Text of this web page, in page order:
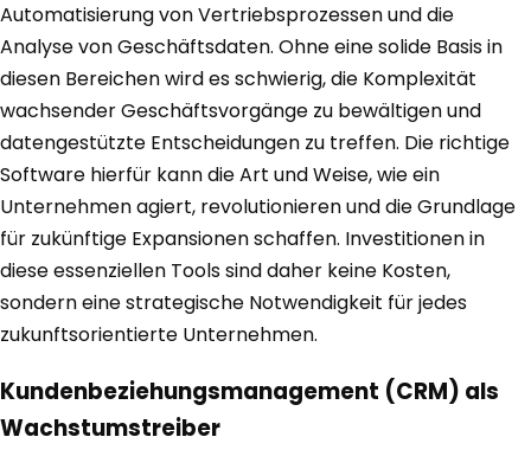
Automatisierung von Vertriebsprozessen und die
Analyse von Geschäftsdaten. Ohne eine solide Basis in
diesen Bereichen wird es schwierig, die Komplexität
wachsender Geschäftsvorgänge zu bewältigen und
datengestützte Entscheidungen zu treffen. Die richtige
Software hierfür kann die Art und Weise, wie ein
Unternehmen agiert, revolutionieren und die Grundlage
für zukünftige Expansionen schaffen. Investitionen in
diese essenziellen Tools sind daher keine Kosten,
sondern eine strategische Notwendigkeit für jedes
zukunftsorientierte Unternehmen.
Kundenbeziehungsmanagement (CRM) als
Wachstumstreiber